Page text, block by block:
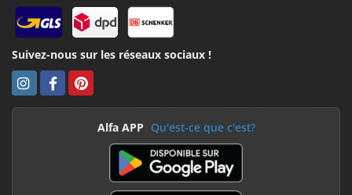
Suivez-nous sur les réseaux sociaux !
Alfa APP Qu'est-ce que c'est?